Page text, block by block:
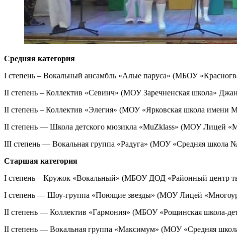
Средняя категория
I степень – Вокальный ансамбль «Алые паруса» (МБОУ
II степень – Коллектив «Севинч» (МОУ Заречненская школа»
II степень – Коллектив «Элегия» (МОУ «Ярковская школа имени
II степень — Школа детского мюзикла «MuZklass» (МОУ Лицей
III степень — Вокальная группа «Радуга» (МОУ «Средняя школа
Старшая категория
I степень – Кружок «Вокальный» (МБОУ ДОД «Районный центр
I степень — Шоу-группа «Поющие звезды» (МОУ Лицей
II степень — Коллектив «Гармония» (МБОУ «Рощинская школа-
II степень — Вокальная группа «Максимум» (МОУ «Средняя